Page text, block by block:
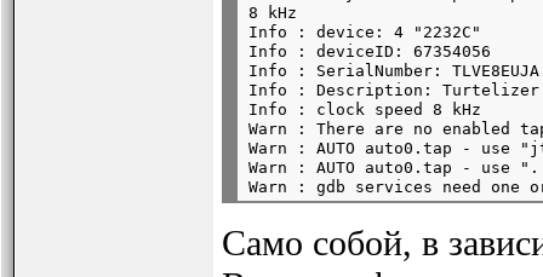
8 kHz
Info : device: 4 "2232C"
Info : deviceID: 67354056
Info : SerialNumber: TLVE8EUJA
Info : Description: Turtelizer
Info : clock speed 8 kHz
Warn : There are no enabled taps.
Warn : AUTO auto0.tap - use
Warn : AUTO auto0.tap -
Само собой, в